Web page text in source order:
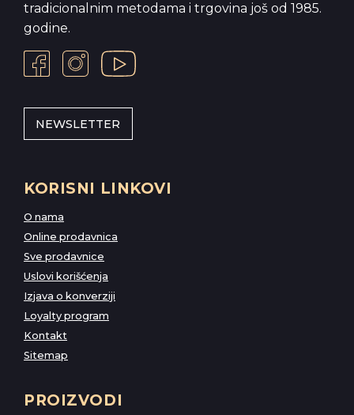
tradicionalnim metodama i trgovina još od 1985.
godine.
NEWSLETTER
KORISNI LINKOVI
O nama
Online prodavnica
Sve prodavnice
Uslovi korišćenja
Izjava o konverziji
Loyalty program
Kontakt
Sitemap
PROIZVODI